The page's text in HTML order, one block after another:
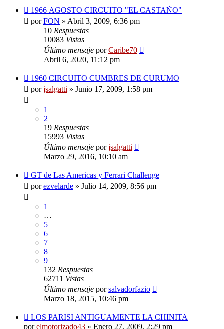
1966 AGOSTO CIRCUITO "EL CASTAÑO"
porFON » Abril 3, 2009, 6:36 pm
10 Respuestas
10083 Vistas
Último mensaje porCaribe70
Abril 6, 2020, 11:12 pm
1960 CIRCUITO CUMBRES DE CURUMO
porjsalgatti » Junio 17, 2009, 1:58 pm
1
2
19 Respuestas
15993 Vistas
Último mensaje porjsalgatti
Marzo 29, 2016, 10:10 am
GT de Las Americas y Ferrari Challenge
porezvelarde » Julio 14, 2009, 8:56 pm
1
…
5
6
7
8
9
132 Respuestas
62711 Vistas
Último mensaje porsalvadorfazio
Marzo 18, 2015, 10:46 pm
LOS PARISI ANTIGUAMENTE LA CHINITA
porelmotorizado43 » Enero 27, 2009, 2:29 pm